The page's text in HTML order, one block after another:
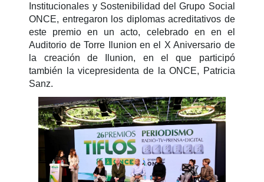
Institucionales y Sostenibilidad del Grupo Social
ONCE, entregaron los diplomas acreditativos de
este premio en un acto, celebrado en en el
Auditorio de Torre Ilunion en el X Aniversario de
la creación de Ilunion, en el que participó
también la vicepresidenta de la ONCE, Patricia
Sanz.